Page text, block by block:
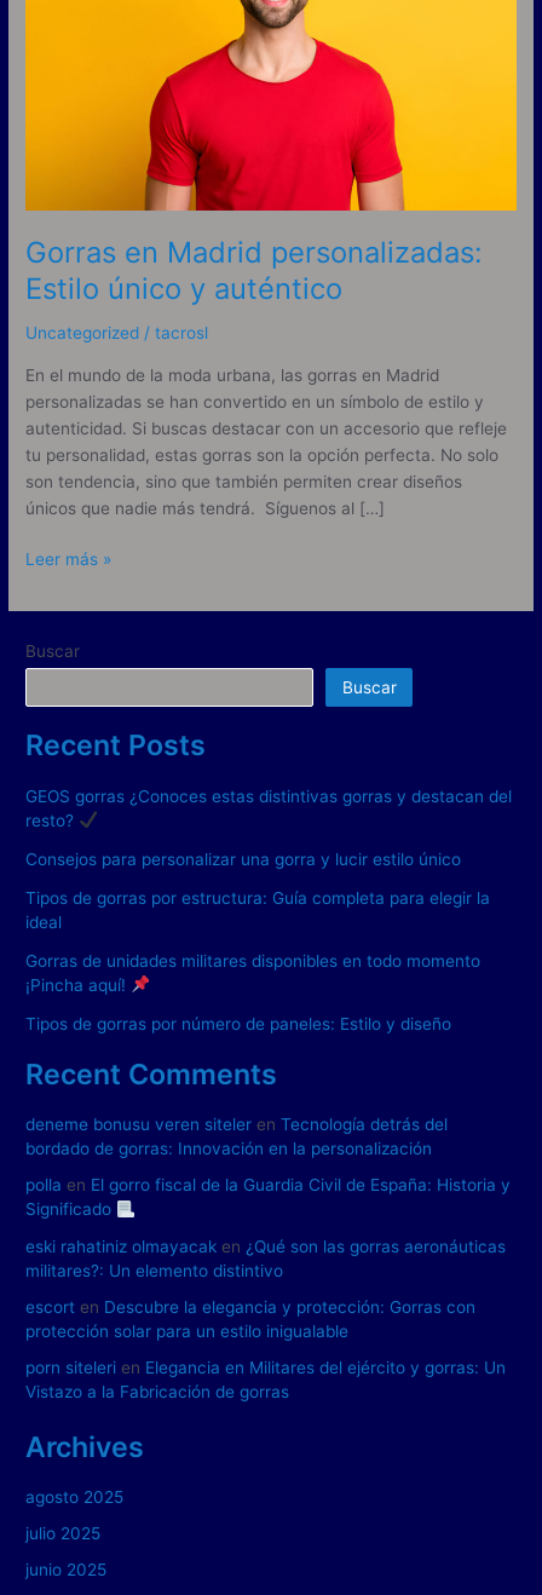
Gorras en Madrid personalizadas:
Estilo único y auténtico
Uncategorized /tacrosl
En el mundo de la moda urbana, las gorras en Madrid
personalizadas se han convertido en un símbolo de estilo y
autenticidad. Si buscas destacar con un accesorio que refleje
tu personalidad, estas gorras son la opción perfecta. No solo
son tendencia, sino que también permiten crear diseños
únicos que nadie más tendrá. Síguenos al […]
Leer más »
Buscar
Buscar
Recent Posts
GEOS gorras ¿Conoces estas distintivas gorras y destacan del
resto?
Consejos para personalizar una gorra y lucir estilo único
Tipos de gorras por estructura: Guía completa para elegir la
ideal
Gorras de unidades militares disponibles en todo momento
¡Pincha aquí!
Tipos de gorras por número de paneles: Estilo y diseño
Recent Comments
deneme bonusu veren siteler enTecnología detrás del
bordado de gorras: Innovación en la personalización
polla en El gorro fiscal de la Guardia Civil de España: Historia y
Significado
eski rahatiniz olmayacak en ¿Qué son las gorras aeronáuticas
militares?: Un elemento distintivo
escort en Descubre la elegancia y protección: Gorras con
protección solar para un estilo inigualable
porn siteleri en Elegancia en Militares del ejército y gorras: Un
Vistazo a la Fabricación de gorras
Archives
agosto 2025
julio 2025
junio 2025